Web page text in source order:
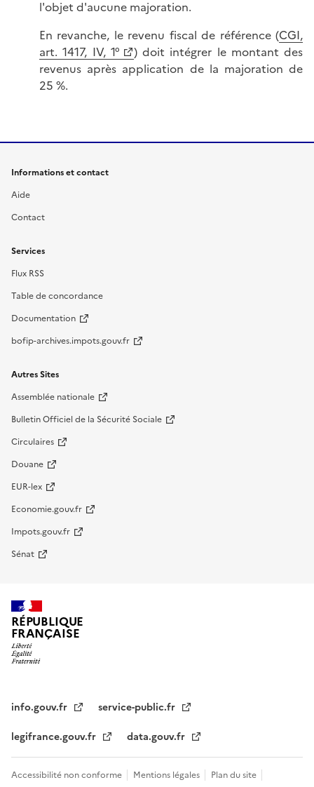
l'objet d'aucune majoration.
En revanche, le revenu fiscal de référence (CGI,
art. 1417, IV, 1°
) doit intégrer le montant des
revenus après application de la majoration de
25 %.
Informations et contact
Aide
Contact
Services
Flux RSS
Table de concordance
Documentation
bofip-archives.impots.gouv.fr
Autres Sites
Assemblée nationale
Bulletin Officiel de la Sécurité Sociale
Circulaires
Douane
EUR-lex
Economie.gouv.fr
Impots.gouv.fr
Sénat
RÉPUBLIQUE
FRANÇAISE
info.gouv.fr
service-public.fr
legifrance.gouv.fr
data.gouv.fr
Accessibilité non conforme Mentions légales Plan du site